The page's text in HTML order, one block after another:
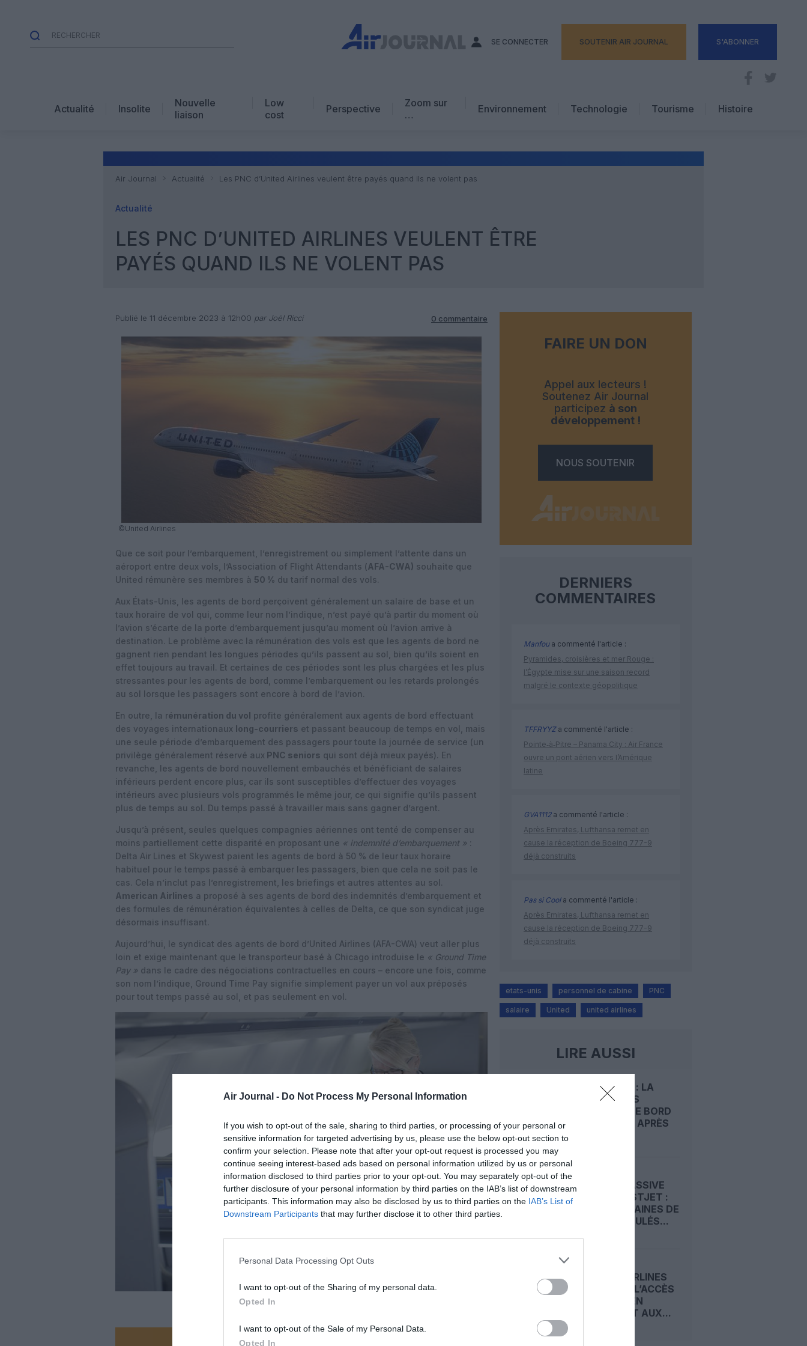
Air Journal - Do Not Process My Personal Information
If you wish to opt-out of the sale, sharing to third parties, or processing of your personal or
sensitive information for targeted advertising by us, please use the below opt-out section to
confirm your selection. Please note that after your opt-out request is processed you may
continue seeing interest-based ads based on personal information utilized by us or personal
information disclosed to third parties prior to your opt-out. You may separately opt-out of the
further disclosure of your personal information by third parties on the IAB’s list of downstream
participants. This information may also be disclosed by us to third parties on the IAB’s List of
Downstream Participants that may further disclose it to other third parties.
Personal Data Processing Opt Outs
I want to opt-out of the Sharing of my personal data.
Opted In
I want to opt-out of the Sale of my Personal Data.
Opted In
SE CONNECTER SOUTENIR AIR JOURNAL S'ABONNER
Actualité Insolite
Nouvelle
liaison
Low
cost
Perspective
Zoom sur
…
Avis d’expert
Environnement Technologie
Tourisme
Hôtellerie
Histoire
Air Journal Actualité Les PNC d’United Airlines veulent être payés quand ils ne volent pas
Actualité
LES PNC D’UNITED AIRLINES VEULENT ÊTRE
PAYÉS QUAND ILS NE VOLENT PAS
Publié le 11 décembre 2023 à 12h00 par Joël Ricci 0 commentaire
©United Airlines
Que ce soit pour l’embarquement, l’enregistrement ou simplement l’attente dans un
aéroport entre deux vols, l’Association of Flight Attendants (AFA-CWA) souhaite que
United rémunère ses membres à 50 % du tarif normal des vols.
Aux États-Unis, les agents de bord perçoivent généralement un salaire de base et un
taux horaire de vol qui, comme leur nom l’indique, n’est payé qu’à partir du moment où
l’avion s’écarte de la porte d’embarquement jusqu’au moment où l’avion arrive à
destination. Le problème avec la rémunération des vols est que les agents de bord ne
gagnent rien pendant les longues périodes qu’ils passent au sol, bien qu’ils soient en
effet toujours au travail. Et certaines de ces périodes sont les plus chargées et les plus
stressantes pour les agents de bord, comme l’embarquement ou les retards prolongés
au sol lorsque les passagers sont encore à bord de l’avion.
En outre, la rémunération du vol profite généralement aux agents de bord effectuant
des voyages internationaux long-courriers et passant beaucoup de temps en vol, mais
une seule période d’embarquement des passagers pour toute la journée de service (un
privilège généralement réservé aux PNC seniors qui sont déjà mieux payés). En
revanche, les agents de bord nouvellement embauchés et bénéficiant de salaires
inférieurs perdent encore plus, car ils sont susceptibles d’effectuer des voyages
intérieurs avec plusieurs vols programmés le même jour, ce qui signifie qu’ils passent
plus de temps au sol. Du temps passé à travailler mais sans gagner d’argent.
Jusqu’à présent, seules quelques compagnies aériennes ont tenté de compenser au
moins partiellement cette disparité en proposant une « indemnité d’embarquement » :
Delta Air Lines et Skywest paient les agents de bord à 50 % de leur taux horaire
habituel pour le temps passé à embarquer les passagers, bien que cela ne soit pas le
cas. Cela n’inclut pas l’enregistrement, les briefings et autres attentes au sol.
American Airlines a proposé à ses agents de bord des indemnités d’embarquement et
des formules de rémunération équivalentes à celles de Delta, ce que son syndicat juge
désormais insuffisant.
Aujourd’hui, le syndicat des agents de bord d’United Airlines (AFA-CWA) veut aller plus
loin et exige maintenant que le transporteur basé à Chicago introduise le « Ground Time
Pay » dans le cadre des négociations contractuelles en cours – encore une fois, comme
son nom l’indique, Ground Time Pay signifie simplement payer un vol aux préposés
pour tout temps passé au sol, et pas seulement en vol.
FAIRE UN DON
Appel aux lecteurs !
Soutenez Air Journal
participez à son
développement !
NOUS SOUTENIR
DERNIERS
COMMENTAIRES
Manfoua commenté l'article :
Pyramides, croisières et mer Rouge :
l’Égypte mise sur une saison record
malgré le contexte géopolitique
TFFRYYZa commenté l'article :
Pointe‑à‑Pitre – Panama City : Air France
ouvre un pont aérien vers l’Amérique
latine
GVA1112a commenté l'article :
Après Emirates, Lufthansa remet en
cause la réception de Boeing 777-9
déjà construits
Pas si Coola commenté l'article :
Après Emirates, Lufthansa remet en
cause la réception de Boeing 777-9
déjà construits
etats-unis personnel de cabine PNC
salaire United united airlines
LIRE AUSSI
WESTJET : LA
GRÈVE DES
AGENTS DE BORD
PREND FIN APRÈS
GRÈVE MASSIVE
CHEZ WESTJET :
DES CENTAINES DE
VOLS ANNULÉS...
UNITED AIRLINES
ENCADRE L’ACCÈS
DES PNC EN
JUMPSEAT AUX...